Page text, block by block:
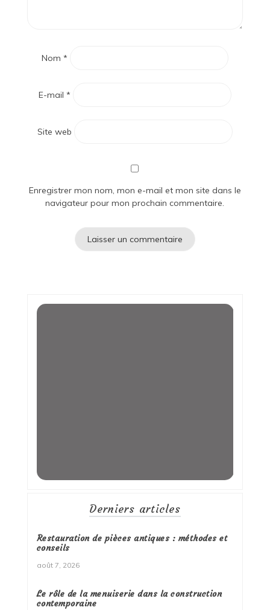
Nom *
E-mail *
Site web
Enregistrer mon nom, mon e-mail et mon site dans le
navigateur pour mon prochain commentaire.
Derniers articles
Restauration de pièces antiques : méthodes et
conseils
août 7, 2026
Le rôle de la menuiserie dans la construction
contemporaine